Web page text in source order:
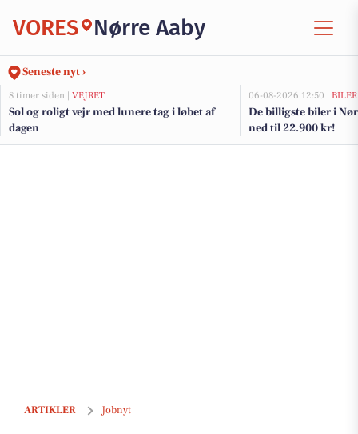
VORES Nørre Aaby
Seneste nyt ›
8 timer siden | VEJRET
Sol og roligt vejr med lunere tag i løbet af
dagen
06-08-2026 12:50 | BILER
De billigste biler i
ned til 22.900 kr!
ARTIKLER Jobnyt
Bliv social- og sundhedsassistent på et hjem med hjerte og nærvær